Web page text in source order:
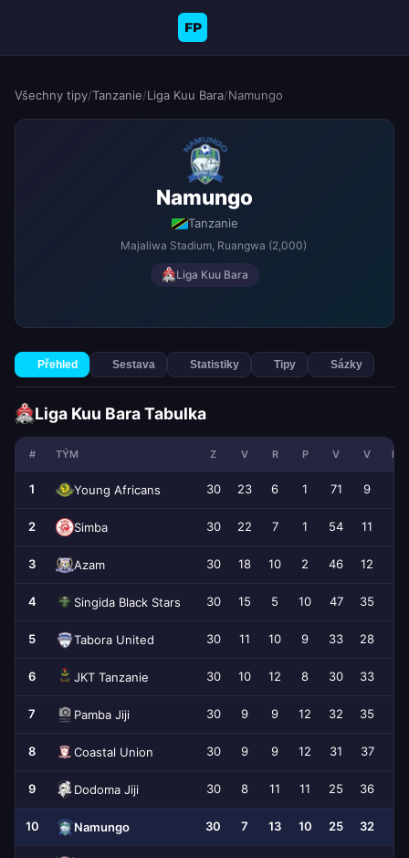
FP
Všechny tipy/Tanzanie/Liga Kuu Bara/Namungo
Namungo
Tanzanie
Majaliwa Stadium, Ruangwa (2,000)
Liga Kuu Bara
Přehled Sestava Statistiky Tipy Sázky
Liga Kuu Bara Tabulka
# TÝM Z V R P V V
1 Young Africans 30 23 6 1 71 9
2 Simba 30 22 7 1 54 11
3 Azam 30 18 10 2 46 12
4 Singida Black Stars 30 15 5 10 47 35
5 Tabora United 30 11 10 9 33 28
6 JKT Tanzanie 30 10 12 8 30 33
7 Pamba Jiji 30 9 9 12 32 35
8 Coastal Union 30 9 9 12 31 37
9 Dodoma Jiji 30 8 11 11 25 36
10 Namungo 30 7 13 10 25 32